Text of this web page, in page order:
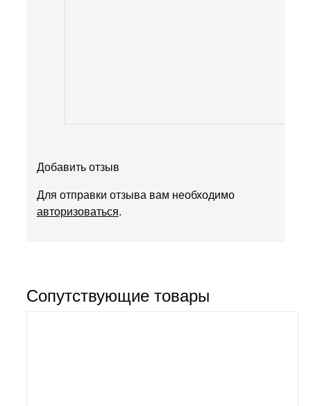
Добавить отзыв
Для отправки отзыва вам необходимо
авторизоваться.
Сопутствующие товары